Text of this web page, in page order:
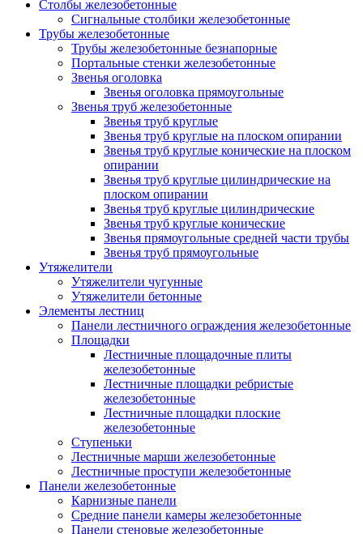
Столбы железобетонные
Сигнальные столбики железобетонные
Трубы железобетонные
Трубы железобетонные безнапорные
Портальные стенки железобетонные
Звенья оголовка
Звенья оголовка прямоугольные
Звенья труб железобетонные
Звенья труб круглые
Звенья труб круглые на плоском опирании
Звенья труб круглые конические на плоском
опирании
Звенья труб круглые цилиндрические на
плоском опирании
Звенья труб круглые цилиндрические
Звенья труб круглые конические
Звенья прямоугольные средней части трубы
Звенья труб прямоугольные
Утяжелители
Утяжелители чугунные
Утяжелители бетонные
Элементы лестниц
Панели лестничного ограждения железобетонные
Площадки
Лестничные площадочные плиты
железобетонные
Лестничные площадки ребристые
железобетонные
Лестничные площадки плоские
железобетонные
Ступеньки
Лестничные марши железобетонные
Лестничные проступи железобетонные
Панели железобетонные
Карнизные панели
Средние панели камеры железобетонные
Панели стеновые железобетонные